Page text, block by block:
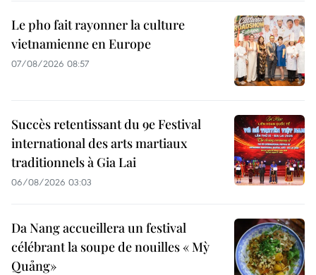
Le pho fait rayonner la culture
vietnamienne en Europe
07/08/2026 08:57
Succès retentissant du 9e Festival
international des arts martiaux
traditionnels à Gia Lai
06/08/2026 03:03
Da Nang accueillera un festival
célébrant la soupe de nouilles « Mỳ
Quảng»